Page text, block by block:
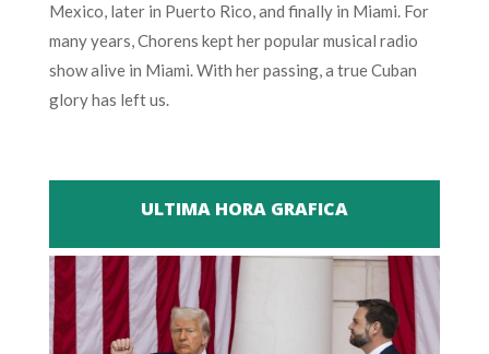
Mexico, later in Puerto Rico, and finally in Miami. For
many years, Chorens kept her popular musical radio
show alive in Miami. With her passing, a true Cuban
glory has left us.
ULTIMA HORA GRAFICA